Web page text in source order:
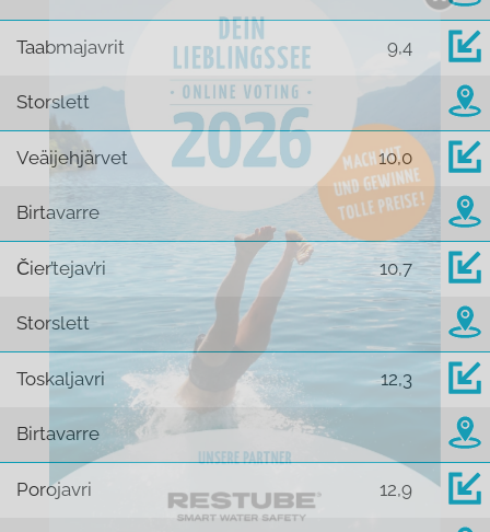
Taabmajavrit 9,4
Storslett
Veäijehjärvet 10,0
Birtavarre
Čier’tejav’ri 10,7
Storslett
Toskaljavri 12,3
Birtavarre
Porojavri 12,9